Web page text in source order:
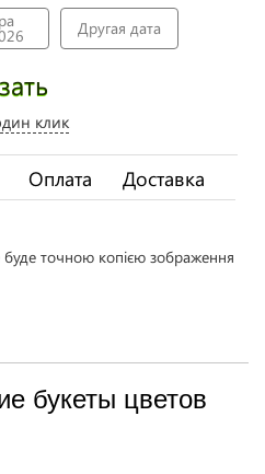
Другая дата
клик
Оплата Доставка
буде точною копією зображення
букеты цветов